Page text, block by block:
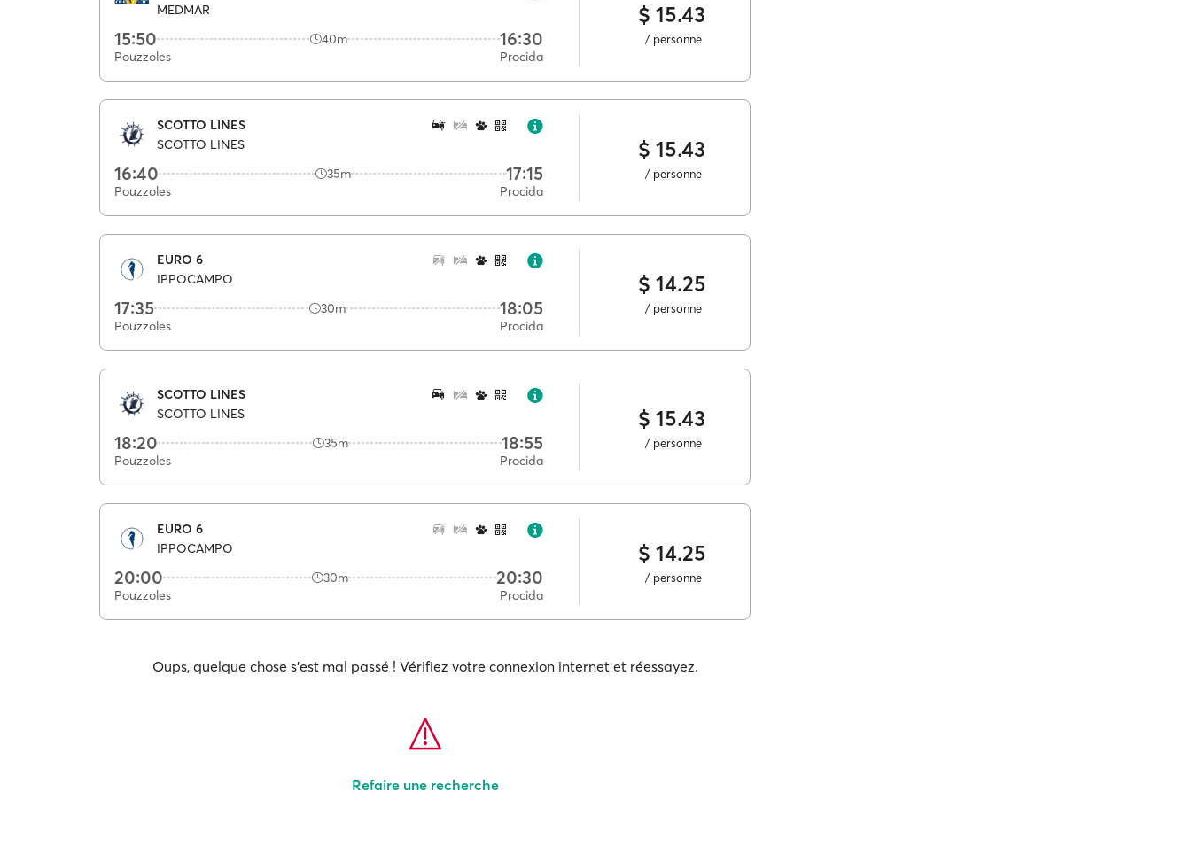
MEDMAR
15:50 40m 16:30
Pouzzoles Procida
$ 15.43
/ personne
SCOTTO LINES
SCOTTO LINES
16:40 35m 17:15
Pouzzoles Procida
$ 15.43
/ personne
EURO 6
IPPOCAMPO
17:35 30m 18:05
Pouzzoles Procida
$ 14.25
/ personne
SCOTTO LINES
SCOTTO LINES
18:20 35m 18:55
Pouzzoles Procida
$ 15.43
/ personne
EURO 6
IPPOCAMPO
20:00 30m 20:30
Pouzzoles Procida
$ 14.25
/ personne
Oups, quelque chose s'est mal passé ! Vérifiez votre connexion internet et réessayez.
Refaire une recherche